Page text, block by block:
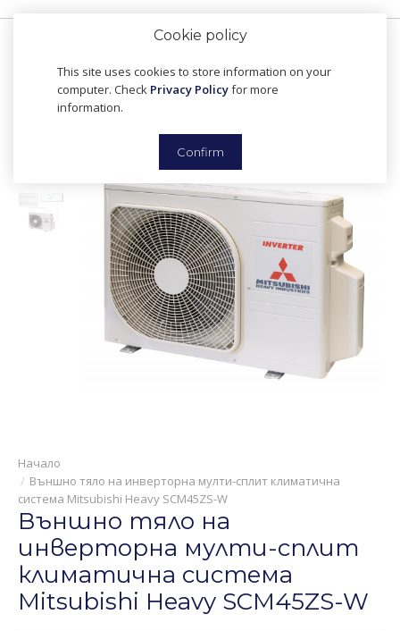
Cookie policy
This site uses cookies to store information on your
computer. Check Privacy Policyfor more
information.
Confirm
Външно тяло на инверторна мулти-сплит климатична
система Mitsubishi Heavy SCM45ZS-W
Външно тяло на
инверторна мулти-сплит
климатична система
Mitsubishi Heavy SCM45ZS-W